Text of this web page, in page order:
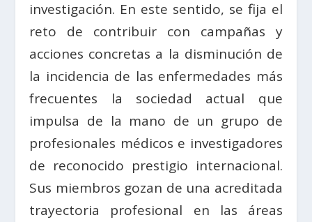
investigación. En este sentido, se fija el
reto de contribuir con campañas y
acciones concretas a la disminución de
la incidencia de las enfermedades más
frecuentes la sociedad actual que
impulsa de la mano de un grupo de
profesionales médicos e investigadores
de reconocido prestigio internacional.
Sus miembros gozan de una acreditada
trayectoria profesional en las áreas